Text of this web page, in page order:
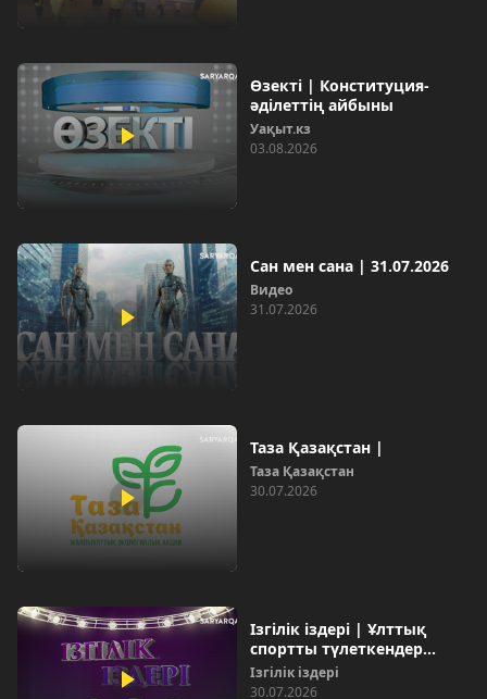
Өзекті | Конституция-
әділеттің айбыны
Уақыт.кз
03.08.2026
Сан мен сана | 31.07.2026
Видео
31.07.2026
Таза Қазақстан |
Таза Қазақстан
30.07.2026
Ізгілік іздері | Ұлттық
спортты түлеткендер...
Ізгілік іздері
30.07.2026